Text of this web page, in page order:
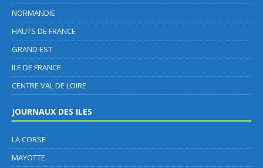
NORMANDIE
HAUTS DE FRANCE
GRAND EST
ILE DE FRANCE
CENTRE VAL DE LOIRE
JOURNAUX DES ILES
LA CORSE
MAYOTTE